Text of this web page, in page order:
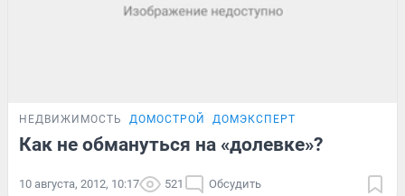
НЕДВИЖИМОСТЬ ДОМОСТРОЙ ДОМЭКСПЕРТ
Как не обмануться на «долевке»?
10 августа, 2012, 10:17 521 Обсудить